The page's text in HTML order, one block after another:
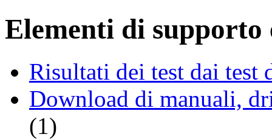
Elementi di supporto
Risultati dei test dai
Download di manuali,
(1)